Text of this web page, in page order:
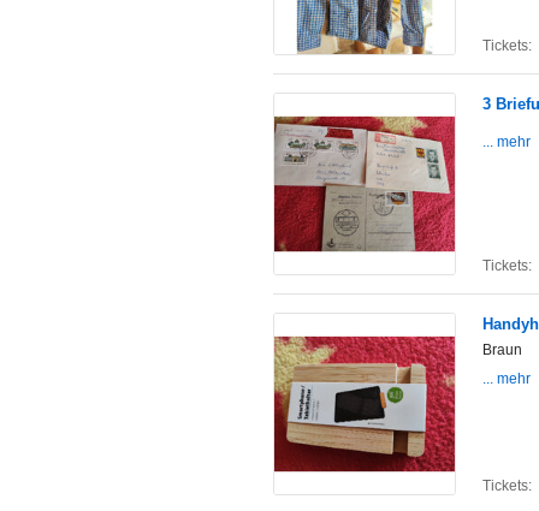
Tickets:
3
... mehr
Tickets:
Braun
... mehr
Tickets: